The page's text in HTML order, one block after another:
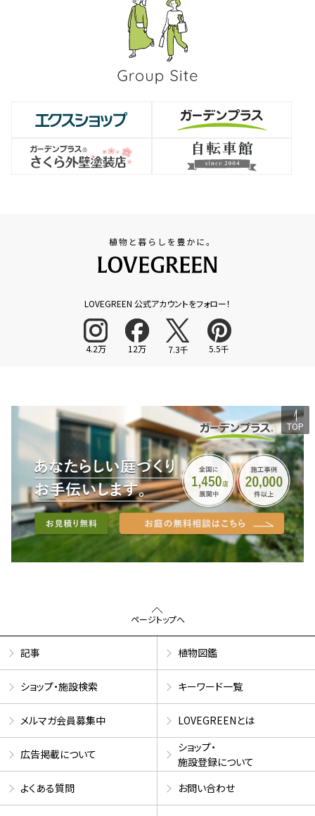
LOVEGREEN 公式アカウントをフォロー！
4.2万 12万 7.3千 5.5千
TOP
ページトップへ
記事 植物図鑑
ショップ・施設検索 キーワード一覧
メルマガ会員募集中 LOVEGREENとは
広告掲載について
ショップ・
施設登録について
よくある質問
お問い合わせ